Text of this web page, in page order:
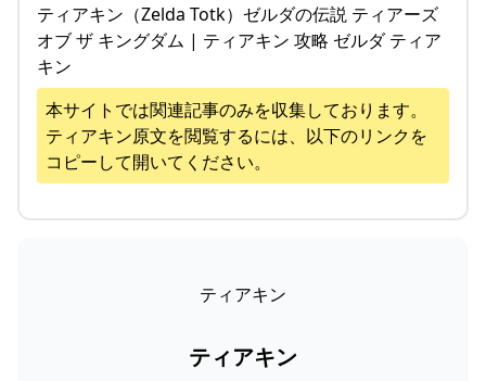
ティアキン（Zelda Totk）ゼルダの伝説 ティアーズ
オブ ザ キングダム | ティアキン 攻略 ゼルダ ティア
キン
本サイトでは関連記事のみを収集しております。
ティアキン原文を閲覧するには、以下のリンクを
コピーして開いてください。
ティアキン
ティアキン